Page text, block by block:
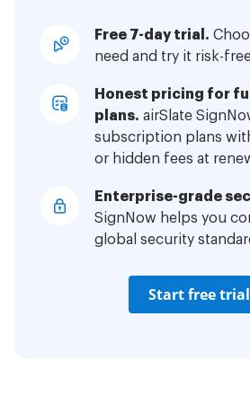
Free 7-day trial.
need and try it risk-
Honest pricing for
plans. airSlate
subscription plans
or hidden fees at
Enterprise-grade
SignNow helps you
global security
Start free trial